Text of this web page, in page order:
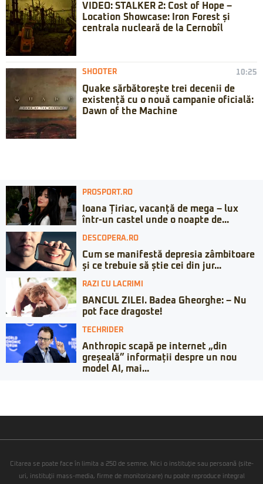
VIDEO: STALKER 2: Cost of Hope –
Location Showcase: Iron Forest și
centrala nucleară de la Cernobîl
SHOOTER 10:25
Quake sărbătorește trei decenii de
existență cu o nouă campanie oficială:
Dawn of the Machine
PROSPORT.RO
Ioana Țiriac, vacanță de mega – lux
într-un castel unde o noapte de...
DESCOPERA.RO
Cum se manifestă depresia zâmbitoare
și ce trebuie să știe cei din jur...
RAZI CU LACRIMI
BANCUL ZILEI. Badea Gheorghe: – Nu
pot face dragoste!
TECHRIDER
Anthropic scapă pe internet „din
greșeală” informații despre un nou
model AI, mai...
Citarea se poate face în limita a 250 de semne. Nici o instituţie sau persoană (site-
uri, instituţii mass-media, firme de monitorizare) nu poate reproduce integral